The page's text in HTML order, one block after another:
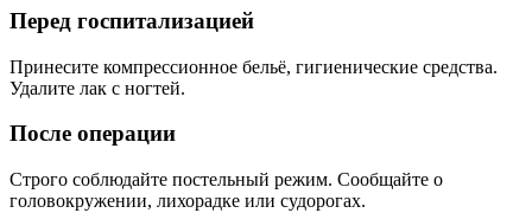
Перед госпитализацией
Принесите компрессионное бельё, гигиенические средства.
Удалите лак с ногтей.
После операции
Строго соблюдайте постельный режим. Сообщайте о
головокружении, лихорадке или судорогах.